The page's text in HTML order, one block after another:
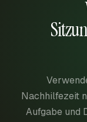
Nachhilfezeit
Aufgabe und